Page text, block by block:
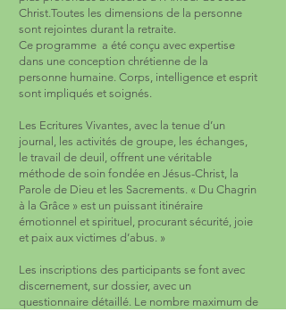
Christ.Toutes les dimensions de la personne
sont rejointes durant la retraite.
Ce programme a été conçu avec expertise
dans une conception chrétienne de la
personne humaine. Corps, intelligence et esprit
sont impliqués et soignés.
Les Ecritures Vivantes, avec la tenue d’un
journal, les activités de groupe, les échanges,
le travail de deuil, offrent une véritable
méthode de soin fondée en Jésus-Christ, la
Parole de Dieu et les Sacrements. « Du Chagrin
à la Grâce » est un puissant itinéraire
émotionnel et spirituel, procurant sécurité, joie
et paix aux victimes d’abus. »
Les inscriptions des participants se font avec
discernement, sur dossier, avec un
questionnaire détaillé. Le nombre maximum de